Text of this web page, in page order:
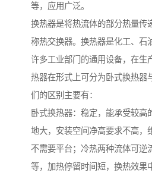
等，应用广泛。
换热器是将热流体的部分热量传
称热交换器。换热器是化工、石
许多工业部门的通用设备，在生
热器在形式上可分为卧式换热器
们的区别主要有：
卧式换热器：稳定，能承受较高
地大，安装空间净高要求不高，
不需要平台；冷热两种流体可逆
等，加热停留时间短，换热效果